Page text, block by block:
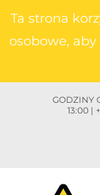
zawartości
GODZINY
13:00 |
Ta strona
osobowe,